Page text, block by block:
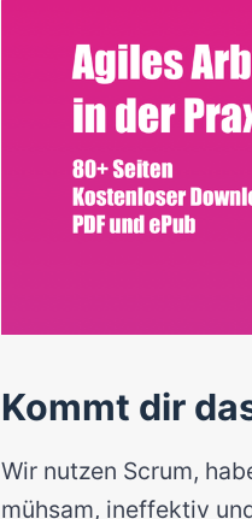
Kommt dir
Wir nutzen Scrum,
mühsam, ineffektiv